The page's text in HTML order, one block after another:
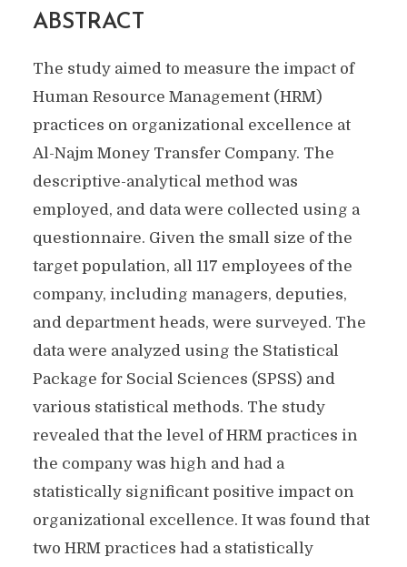
ABSTRACT
The study aimed to measure the impact of
Human Resource Management (HRM)
practices on organizational excellence at
Al-Najm Money Transfer Company. The
descriptive-analytical method was
employed, and data were collected using a
questionnaire. Given the small size of the
target population, all 117 employees of the
company, including managers, deputies,
and department heads, were surveyed. The
data were analyzed using the Statistical
Package for Social Sciences (SPSS) and
various statistical methods. The study
revealed that the level of HRM practices in
the company was high and had a
statistically significant positive impact on
organizational excellence. It was found that
two HRM practices had a statistically